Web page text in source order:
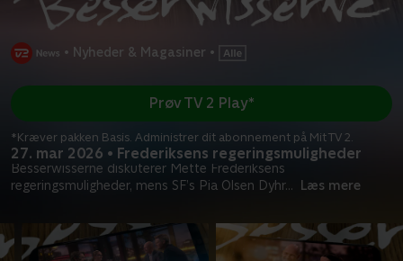
• Nyheder & Magasiner •
27. mar 2026 • Frederiksens regeringsmuligheder
Besserwisserne diskuterer Mette Frederiksens
regeringsmuligheder, mens SF’s Pia Olsen Dyhr... Læs mere
Prøv TV 2 Play*
*Kræver pakken Basis. Administrer dit abonnement på Mit TV 2.